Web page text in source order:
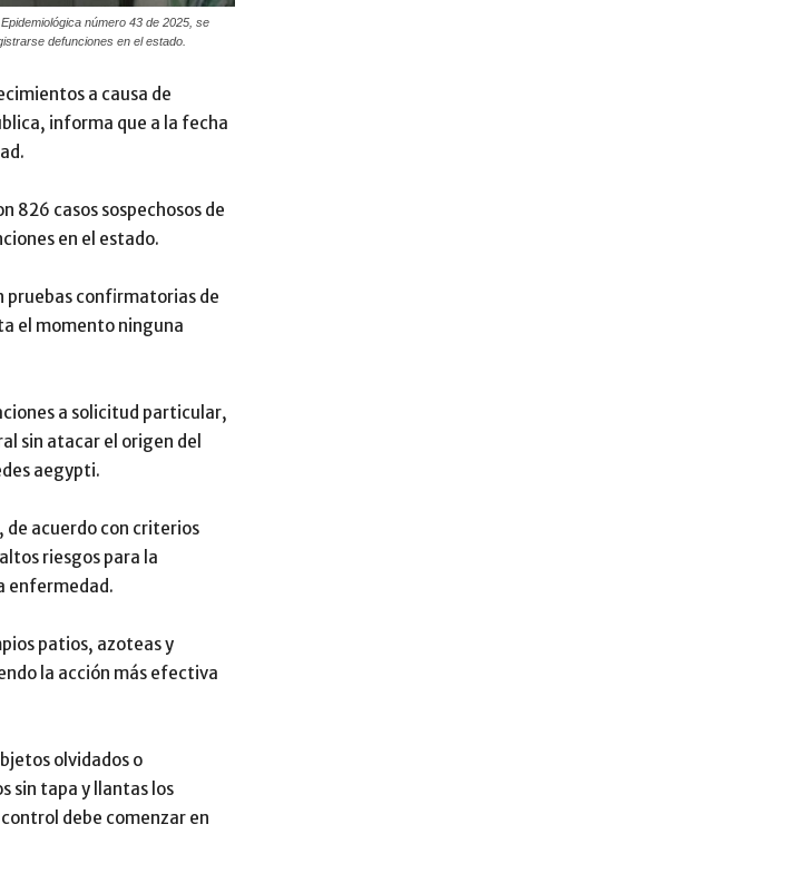
número 43 de 2025, se
defunciones en el estado.
a causa de
informa que a la fecha
826 casos sospechosos de
en el estado.
pruebas confirmatorias de
el momento ninguna
a solicitud particular,
sin atacar el origen del
aegypti.
de acuerdo con criterios
riesgos para la
enfermedad.
patios, azoteas y
la acción más efectiva
olvidados o
sin tapa y llantas los
debe comenzar en